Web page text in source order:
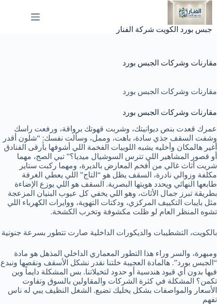
التجاوز
المحتوى
جبس بورد الكويت شركة الفنار
مقارنات وشركات الجبس بورد
مقارنات وشركات الجبس بورد
مقارنات وشركات الجبس بورد
عمرك قعدت بنص ديوانيتك، وشربت قهوتك برواقة، ورفعت راسك
وشفت السقف جذي سادة، باهت، وممل، وسألت نفسك: “شلون أقدر
أغير هالمكان وأخليه يشبه اللوبيات الفخمة اللي أشوفها بأرقى الفنادق
أو قصور المشاهير اللي تترس السوشيال ميديا؟” تبي الصج، مهما
شريت أثاث غالي من أفخم المعارض بالديرة، ومهما ركبت ستاير
مكلفة وزوالي نادرة، السقف يظل هو “التاج” اللي يعطي الغرفة
طابعها النهائي ويحدد هويتها البصرية. السقف هو اللي يوزع الإضاءة
بطريقة تبرز جمال الأثاث، وهو اللي يخفي كل عيوب البنيان المزعجة
مثل بايبات التكييف المركزي، ودكتات التهوية، ووايرات الكهرباء اللي
تشوه المنظر العام لو ظلت مكشوفة وتخرب الكشخة.
بالكويت، التشطيبات والديكورات الداخلية صارت تتطور بسرعة جنونية
ومبهرة، والسر وراء هذا التطور المعماري الداخلي المذهل هو مادة
“الجبس بورد”. هالمادة العجيبة خلتنا نقدر نشكل الأسقف ونقصها ونبدع
فيها بدون أي قيود هندسية أو حدود لتخيلاتنا. بس المشكلة دايماً وين
تكمن؟ المشكلة في كثرة الشركات والمقاولين بالسوق وتفاوت
الأسعار والمواصفات بشكل يخليك تضيع. الشغل النظيف يبي له ناس
تفهم